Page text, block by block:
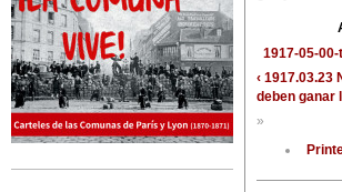
1917-05-
‹
deben ganar
»